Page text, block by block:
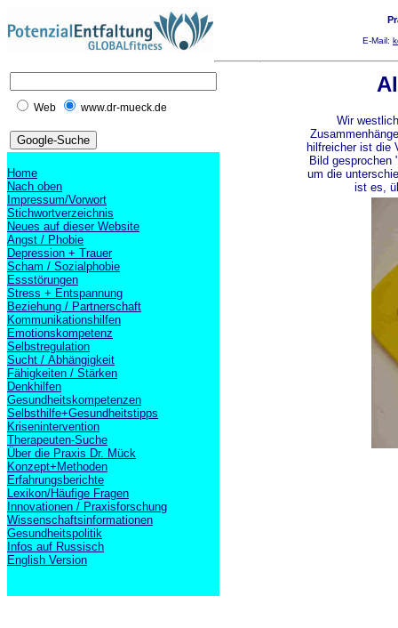
E-Mail:
Web www.dr-mueck.de
Home
Nach oben
Impressum/Vorwort
Stichwortverzeichnis
Neues auf dieser Website
Angst / Phobie
Depression + Trauer
Scham / Sozialphobie
Essstörungen
Stress + Entspannung
Beziehung / Partnerschaft
Kommunikationshilfen
Emotionskompetenz
Selbstregulation
Sucht / Abhängigkeit
Fähigkeiten / Stärken
Denkhilfen
Gesundheitskompetenzen
Selbsthilfe+Gesundheitstipps
Krisenintervention
Therapeuten-Suche
Über die Praxis Dr. Mück
Konzept+Methoden
Erfahrungsberichte
Lexikon/Häufige Fragen
Innovationen / Praxisforschung
Wissenschaftsinformationen
Gesundheitspolitik
Infos auf Russisch
English Version
Wir
hilfreicher ist die
Bild gesprochen
um die
ist es,